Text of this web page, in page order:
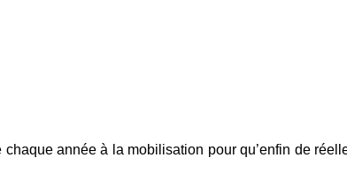
année à la mobilisation pour qu’enfin de